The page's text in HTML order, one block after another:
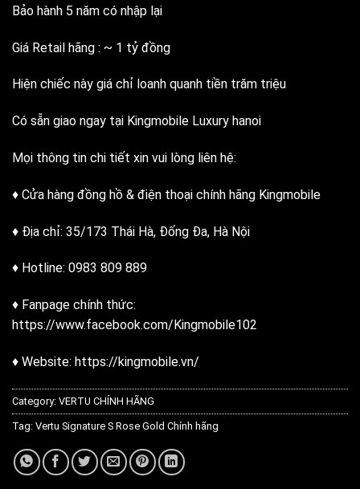
Bảo hành 5 năm có nhập lại
Giá Retail hãng : ~ 1 tỷ đồng
Hiện chiếc này giá chỉ loanh quanh tiền trăm triệu
Có sẵn giao ngay tại Kingmobile Luxury hanoi
Mọi thông tin chi tiết xin vui lòng liên hệ:
♦ Cửa hàng đồng hồ & điện thoại chính hãng Kingmobile
♦ Địa chỉ: 35/173 Thái Hà, Đống Đa, Hà Nội
♦ Hotline: 0983 809 889
♦ Fanpage chính thức:
https://www.facebook.com/Kingmobile102
♦ Website: https://kingmobile.vn/
Category: VERTU CHÍNH HÃNG
Tag: Vertu Signature S Rose Gold Chính hãng